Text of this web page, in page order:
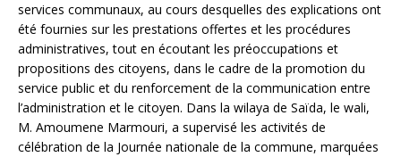
services communaux, au cours desquelles des explications ont
été fournies sur les prestations offertes et les procédures
administratives, tout en écoutant les préoccupations et
propositions des citoyens, dans le cadre de la promotion du
service public et du renforcement de la communication entre
l’administration et le citoyen. Dans la wilaya de Saïda, le wali,
M. Amoumene Marmouri, a supervisé les activités de
célébration de la Journée nationale de la commune, marquées